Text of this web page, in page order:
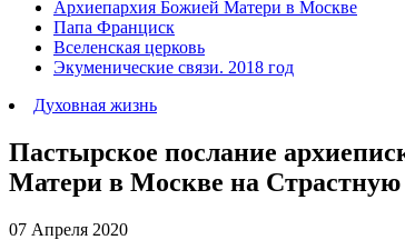
Архиепархия Божией Матери в Москве
Папа Франциск
Вселенская церковь
Экуменические связи. 2018 год
Духовная жизнь
Пастырское послание
Матери в Москве на Страстную
07 Апреля 2020